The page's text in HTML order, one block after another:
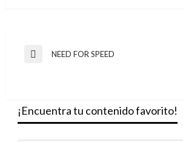
Navegación
Entrada
NEED FOR SPEED
¡Encuentra tu contenido favorito!